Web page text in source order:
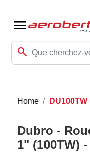
menu
search
Home DU100TW
Dubro -
1" (100TW)